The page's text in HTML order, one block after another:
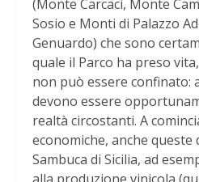
(Monte Carcaci, Monte
Sosio e Monti di Palazzo
Genuardo) che sono
quale il Parco ha preso
non può essere confinato:
devono essere
realtà circostanti. A
economiche, anche queste
Sambuca di Sicilia, ad